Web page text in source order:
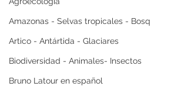
Amazonas - Selvas tropicales - Bosq
Artico - Antártida - Glaciares
Biodiversidad - Animales- Insectos
Bruno Latour en español